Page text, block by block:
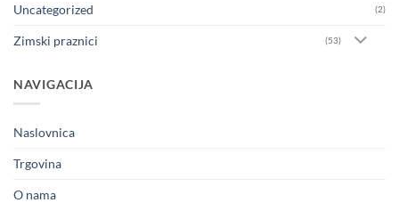
Uncategorized (2)
Zimski praznici (53)
NAVIGACIJA
Naslovnica
Trgovina
O nama